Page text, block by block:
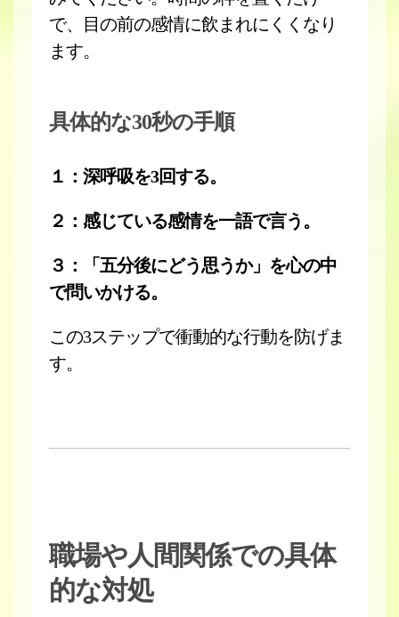
で、目の前の感情に飲まれにくくなり
ます。
具体的な30秒の手順
１：深呼吸を3回する。
２：感じている感情を一語で言う。
３：「五分後にどう思うか」を心の中
で問いかける。
この3ステップで衝動的な行動を防げま
す。
職場や人間関係での具体
的な対処